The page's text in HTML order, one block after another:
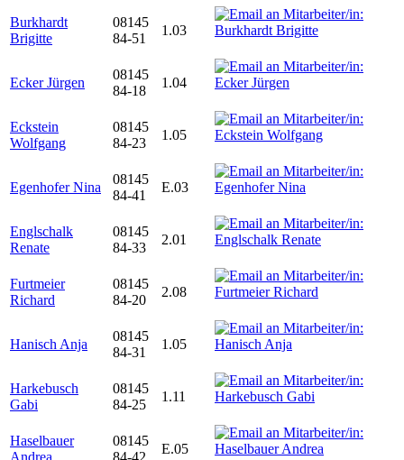
Burkhardt
Brigitte
08145
84-51
1.03
Ecker Jürgen
08145
84-18
1.04
Eckstein
Wolfgang
08145
84-23
1.05
Egenhofer Nina
08145
84-41
E.03
Englschalk
Renate
08145
84-33
2.01
Furtmeier
Richard
08145
84-20
2.08
Hanisch Anja
08145
84-31
1.05
Harkebusch
Gabi
08145
84-25
1.11
Haselbauer
08145
E.05